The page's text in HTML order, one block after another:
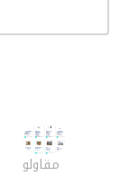
مقاولو